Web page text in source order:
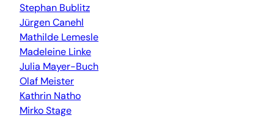
Stephan Bublitz
Jürgen Canehl
Mathilde Lemesle
Madeleine Linke
Julia Mayer-Buch
Olaf Meister
Kathrin Natho
Mirko Stage